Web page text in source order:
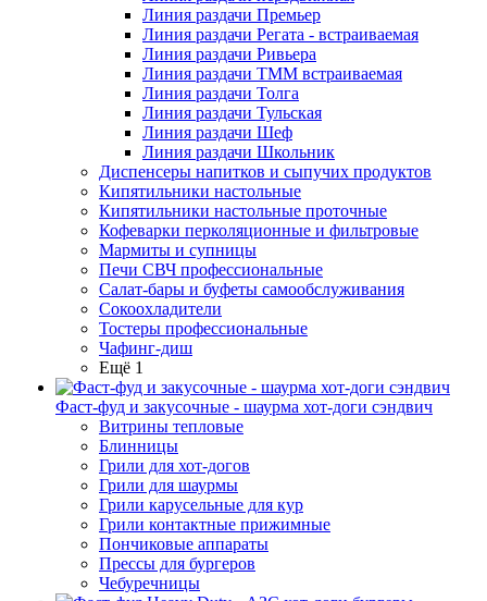
Линия раздачи Премьер
Линия раздачи Регата - встраиваемая
Линия раздачи Ривьера
Линия раздачи ТММ встраиваемая
Линия раздачи Толга
Линия раздачи Тульская
Линия раздачи Шеф
Линия раздачи Школьник
Диспенсеры напитков и сыпучих продуктов
Кипятильники настольные
Кипятильники настольные проточные
Кофеварки перколяционные и фильтровые
Мармиты и супницы
Печи СВЧ профессиональные
Салат-бары и буфеты самообслуживания
Сокоохладители
Тостеры профессиональные
Чафинг-диш
Ещё 1
Фаст-фуд и закусочные - шаурма хот-доги сэндвич
Витрины тепловые
Блинницы
Грили для хот-догов
Грили для шаурмы
Грили карусельные для кур
Грили контактные прижимные
Пончиковые аппараты
Прессы для бургеров
Чебуречницы